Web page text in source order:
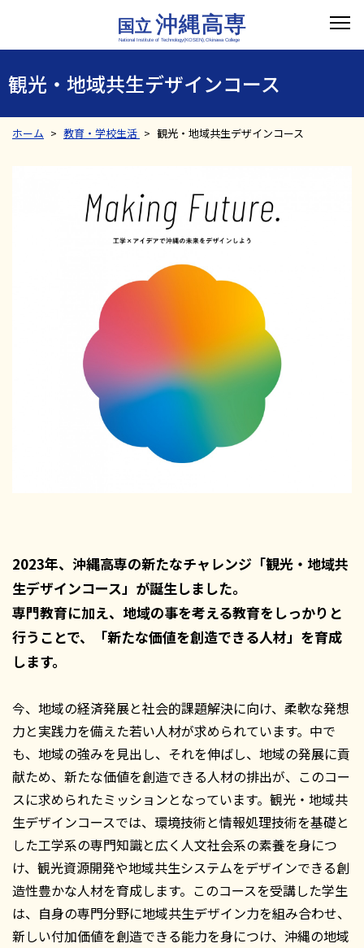
観光・地域共生デザインコース
ホーム 教育・学校生活 観光・地域共生デザインコース
2023年、沖縄高専の新たなチャレンジ「観光・地域共
生デザインコース」が誕生しました。
専門教育に加え、地域の事を考える教育をしっかりと
行うことで、「新たな価値を創造できる人材」を育成
します。
今、地域の経済発展と社会的課題解決に向け、柔軟な発想
力と実践力を備えた若い人材が求められています。中で
も、地域の強みを見出し、それを伸ばし、地域の発展に貢
献ため、新たな価値を創造できる人材の排出が、このコー
スに求められたミッションとなっています。観光・地域共
生デザインコースでは、環境技術と情報処理技術を基礎と
した工学系の専門知識と広く人文社会系の素養を身につ
け、観光資源開発や地域共生システムをデザインできる創
造性豊かな人材を育成します。このコースを受講した学生
は、自身の専門分野に地域共生デザイン力を組み合わせ、
新しい付加価値を創造できる能力を身につけ、沖縄の地域